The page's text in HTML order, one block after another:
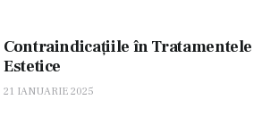
Contraindicațiile în Tratamentele
Estetice
21 IANUARIE 2025